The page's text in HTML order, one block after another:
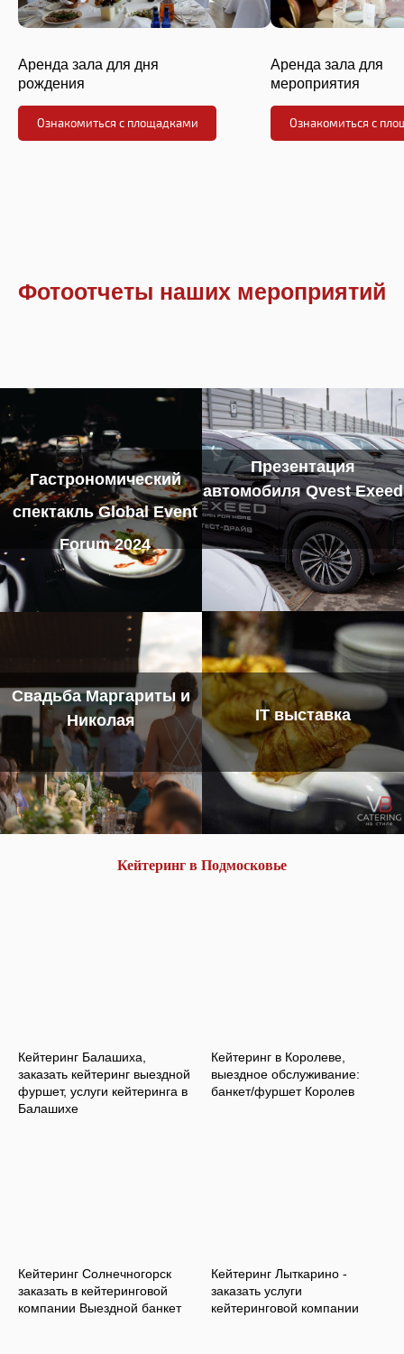
Аренда зала для дня
рождения
Ознакомиться с площадками
Аренда зала для
мероприятия
Ознакомиться с
Фотоотчеты наших мероприятий
Гастрономический
спектакль Global Event
Forum 2024
Презентация
автомобиля Qvest Exeed
Свадьба Маргариты и
Николая
IT выставка
Кейтеринг в Подмосковье
Кейтеринг Балашиха,
заказать кейтеринг выездной
фуршет, услуги кейтеринга в
Балашихе
Кейтеринг в Королеве,
выездное обслуживание:
банкет/фуршет Королев
Кейтеринг Солнечногорск
заказать в кейтеринговой
компании Выездной банкет
Кейтеринг Лыткарино -
заказать услуги
кейтеринговой компании